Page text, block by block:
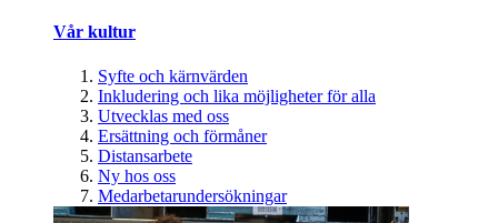
Vår kultur
Syfte och kärnvärden
Inkludering och lika möjligheter för alla
Utvecklas med oss
Ersättning och förmåner
Distansarbete
Ny hos oss
Medarbetarundersökningar